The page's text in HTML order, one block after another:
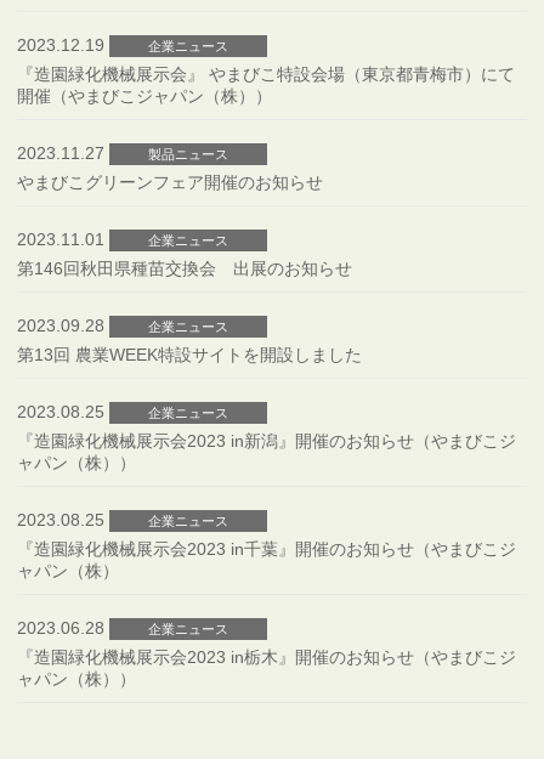
2023.12.19 企業ニュース
『造園緑化機械展示会』 やまびこ特設会場（東京都青梅市）にて
開催（やまびこジャパン（株））
2023.11.27 製品ニュース
やまびこグリーンフェア開催のお知らせ
2023.11.01 企業ニュース
第146回秋田県種苗交換会 出展のお知らせ
2023.09.28 企業ニュース
第13回 農業WEEK特設サイトを開設しました
2023.08.25 企業ニュース
『造園緑化機械展示会2023 in新潟』開催のお知らせ（やまびこジ
ャパン（株））
2023.08.25 企業ニュース
『造園緑化機械展示会2023 in千葉』開催のお知らせ（やまびこジ
ャパン（株）
2023.06.28 企業ニュース
『造園緑化機械展示会2023 in栃木』開催のお知らせ（やまびこジ
ャパン（株））